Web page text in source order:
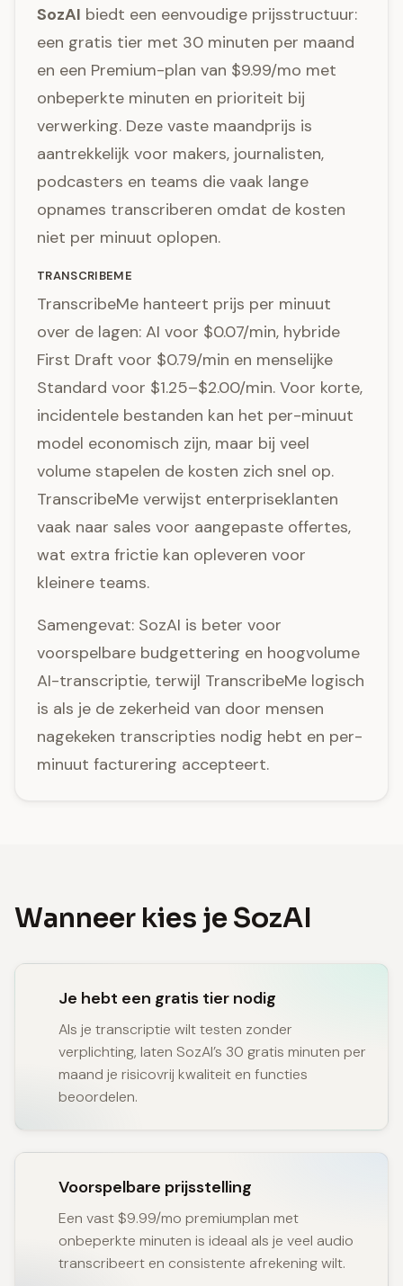
SozAI biedt een eenvoudige prijsstructuur:
een gratis tier met 30 minuten per maand
en een Premium-plan van $9.99/mo met
onbeperkte minuten en prioriteit bij
verwerking. Deze vaste maandprijs is
aantrekkelijk voor makers, journalisten,
podcasters en teams die vaak lange
opnames transcriberen omdat de kosten
niet per minuut oplopen.
TRANSCRIBEME
TranscribeMe hanteert prijs per minuut
over de lagen: AI voor $0.07/min, hybride
First Draft voor $0.79/min en menselijke
Standard voor $1.25–$2.00/min. Voor korte,
incidentele bestanden kan het per-minuut
model economisch zijn, maar bij veel
volume stapelen de kosten zich snel op.
TranscribeMe verwijst enterpriseklanten
vaak naar sales voor aangepaste offertes,
wat extra frictie kan opleveren voor
kleinere teams.
Samengevat: SozAI is beter voor
voorspelbare budgettering en hoogvolume
AI-transcriptie, terwijl TranscribeMe logisch
is als je de zekerheid van door mensen
nagekeken transcripties nodig hebt en per-
minuut facturering accepteert.
Wanneer kies je SozAI
Je hebt een gratis tier nodig
Als je transcriptie wilt testen zonder
verplichting, laten SozAI’s 30 gratis minuten per
maand je risicovrij kwaliteit en functies
beoordelen.
Voorspelbare prijsstelling
Een vast $9.99/mo premiumplan met
onbeperkte minuten is ideaal als je veel audio
transcribeert en consistente afrekening wilt.